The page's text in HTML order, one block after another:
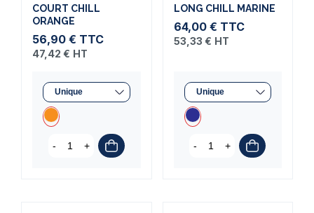
COURT CHILL
ORANGE
56,90 € TTC
47,42 € HT
- +
LONG CHILL MARINE
64,00 € TTC
53,33 € HT
- +